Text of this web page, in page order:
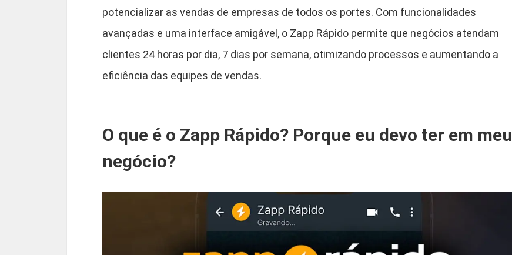
potencializar as vendas de empresas de todos os portes. Com funcionalidades
avançadas e uma interface amigável, o Zapp Rápido permite que negócios atendam
clientes 24 horas por dia, 7 dias por semana, otimizando processos e aumentando a
eficiência das equipes de vendas.
O que é o Zapp Rápido? Porque eu devo ter em meu
negócio?